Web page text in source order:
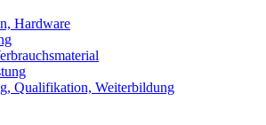
Hardware
Qualifikation, Weiterbildung